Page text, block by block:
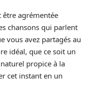
être agrémentée
chansons qui parlent
vous avez partagés au
idéal, que ce soit un
propice à la
cet instant en un